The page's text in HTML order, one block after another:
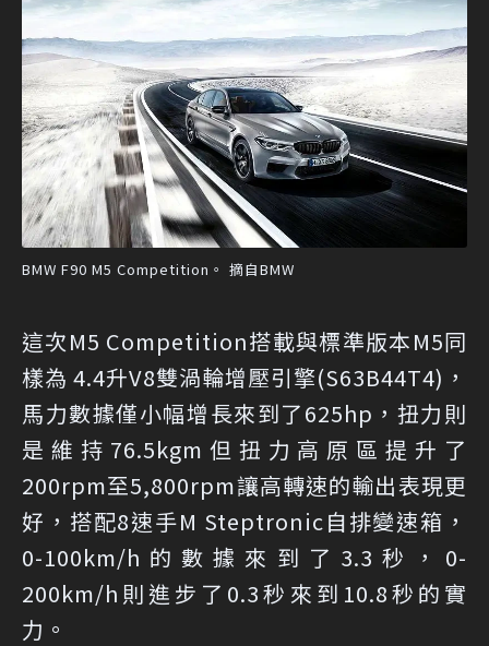
BMW F90 M5 Competition。 摘自BMW
這次M5 Competition搭載與標準版本M5同
樣為 4.4升V8雙渦輪增壓引擎(S63B44T4)，
馬力數據僅小幅增長來到了625hp，扭力則
是維持76.5kgm但扭力高原區提升了
200rpm至5,800rpm讓高轉速的輸出表現更
好，搭配8速手M Steptronic自排變速箱，
0-100km/h的數據來到了3.3秒，0-
200km/h則進步了0.3秒來到10.8秒的實
力。